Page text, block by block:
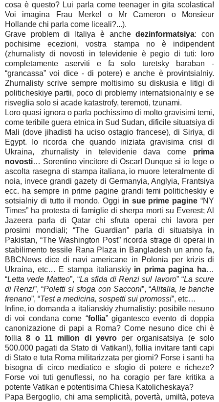
cosa è questo? Lui parla come teenager in gita scolastica!
Voi imagina Frau Merkel o Mr Cameron o Monsieur
Hollande chi parla come liceali?...).
Grave problem di Italiya è anchedezinformatsiya: con
pochisime ecezioni, vostra stampa no è indipendent
(zhurnalisty di novosti in televidenie è pegio di tuti: loro
completamente aserviti e fa solo turetsky baraban -
“grancassa” voi dice - di potere) e anche è provintsialniy.
Zhurnalisty scrive sempre moltisimo su diskusia e litigi di
politicheskiye partii, poco di problemy internatsionalniy e se
risveglia solo si acade katastrofy, teremoti, tzunami.
Loro quasi ignora o parla pochissimo di molto gravisimi temi,
come teribile guera etnica in Sud Sudan, dificile situatsiya di
Mali (dove jihadisti ha uciso ostagio francese), di Siriya, di
Egypt. Io ricorda che quando iniziata gravisima crisi di
Ukraina, zhurnalisty in televidenie dava come prima
novosti… Sorentino vincitore di Oscar! Dunque si io lege o
ascolta rasegna di stampa italiana, io muore leteralmente di
noia, invece grandi gazety di Germanyia, Anglyia, Frantsiya
ecc. ha sempre in prime pagine grandi temi politicheskiy e
sotsialniy di tutto il mondo. Oggi in sue prime pagine“NY
Times” ha protesta di famiglie di sherpa morti su Everest; Al
Jazeera parla di Qatar chi sfruta operai chi lavora per
prosimi mondiali; “The Guardian” parla di situatsiya in
Pakistan, “The Washington Post” ricorda strage di operai in
stabilimento tessile Rana Plaza in Bangladesh un anno fa,
BBCNews dice di navi americane in Polonia per krizis di
Ukraina, etc… E stampa italianskiy in prima pagina ha…
“Letta vede Matteo”, “La sfida di Renzi sul lavoro” “La scure
di Renzi”, “Poletti si sfoga con Sacconi”, “Alitalia, le banche
frenano”, “Test a medicina, sospetti sui promossi”, etc…
Infine, io domanda a italianskiy zhurnalistiy: posibile nesuno
di voi condana come “follia” gigantesco evento di doppia
canonizazione di papi a Roma? Come nesuno dice chi è
follia8 o 11 milion di yevro per organisatsiya (e solo
500.000 pagati da Stato di Vatikan!), follia invitare tanti capi
di Stato e tuta Roma militarizzata per giorni? Forse i santi ha
bisogna di circo mediatico e sfogio di potere e richeze?
Forse voi tuti genuflessi, no ha coragio per fare kritika a
potente Vatikan e potentisima Chiesa Katolicheskaya?
Papa Bergoglio, chi ama semplicità, povertà, umiltà, poteva